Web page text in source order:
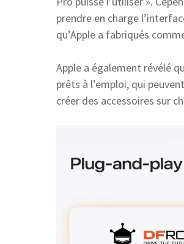
prendre en charge
qu’Apple a fabriqués
Apple a également révélé
prêts à l’emploi, qui
créer des accessoires sur